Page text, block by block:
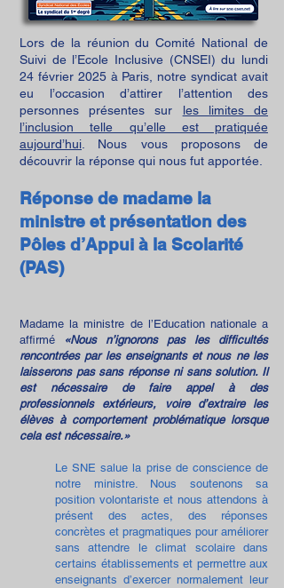
Lors de la réunion du Comité National de
Suivi de l’Ecole Inclusive (CNSEI) du lundi
24 février 2025 à Paris, notre syndicat avait
eu l’occasion d’attirer l’attention des
personnes présentes sur les limites de
l’inclusion telle qu’elle est pratiquée
aujourd’hui . Nous vous proposons de
découvrir la réponse qui nous fut apportée.
Réponse de madame la
ministre et présentation des
Pôles d’Appui à la Scolarité
(PAS)
Madame la ministre de l’Education nationale a
affirmé
«Nous n’ignorons pas les difficultés
rencontrées par les enseignants et nous ne les
laisserons pas sans réponse ni sans solution. Il
est nécessaire de faire appel à des
professionnels extérieurs, voire d’extraire les
élèves à comportement problématique lorsque
cela est nécessaire.»
Le SNE salue la prise de conscience de
notre ministre. Nous soutenons sa
position volontariste et nous attendons à
présent des actes, des réponses
concrètes et pragmatiques pour améliorer
sans attendre le climat scolaire dans
certains établissements et permettre aux
enseignants d’exercer normalement leur